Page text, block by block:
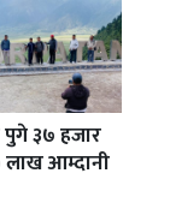
पुगे ३७ हजार
आम्दानी